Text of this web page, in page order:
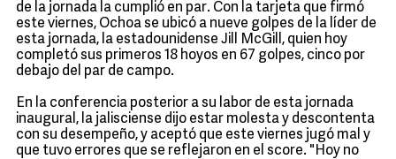
de la jornada la cumplió en par. Con la tarjeta que firmó
este viernes, Ochoa se ubicó a nueve golpes de la líder de
esta jornada, la estadounidense Jill McGill, quien hoy
completó sus primeros 18 hoyos en 67 golpes, cinco por
debajo del par de campo.
En la conferencia posterior a su labor de esta jornada
inaugural, la jalisciense dijo estar molesta y descontenta
con su desempeño, y aceptó que este viernes jugó mal y
que tuvo errores que se reflejaron en el score. "Hoy no